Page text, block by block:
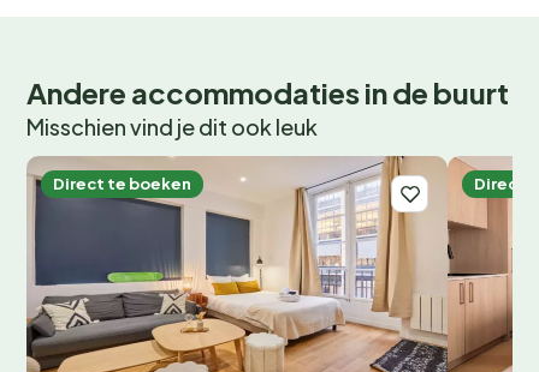
Andere accommodaties in de buurt
Misschien vind je dit ook leuk
Direct te boeken Direct